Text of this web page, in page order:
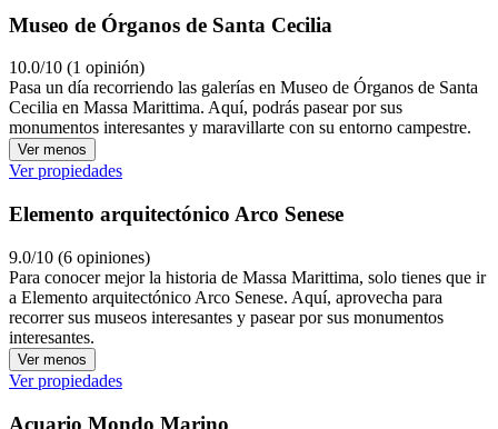
Museo de Órganos de Santa Cecilia
10.0/10 (1 opinión)
Pasa un día recorriendo las galerías en Museo de Órganos de Santa
Cecilia en Massa Marittima. Aquí, podrás pasear por sus
monumentos interesantes y maravillarte con su entorno campestre.
Ver menos
Ver propiedades
Elemento arquitectónico Arco Senese
9.0/10 (6 opiniones)
Para conocer mejor la historia de Massa Marittima, solo tienes que ir
a Elemento arquitectónico Arco Senese. Aquí, aprovecha para
recorrer sus museos interesantes y pasear por sus monumentos
interesantes.
Ver menos
Ver propiedades
Acuario Mondo Marino